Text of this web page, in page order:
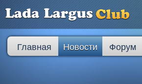
Главная Новости Форум